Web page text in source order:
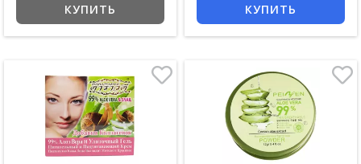
КУПИТЬ КУПИТЬ